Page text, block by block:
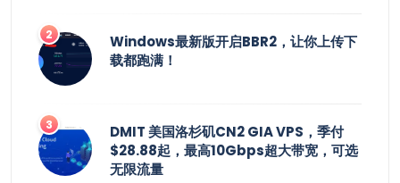
Windows最新版开启BBR2，让你上传下
载都跑满！
DMIT 美国洛杉矶CN2 GIA VPS，季付
$28.88起，最高10Gbps超大带宽，可选
无限流量